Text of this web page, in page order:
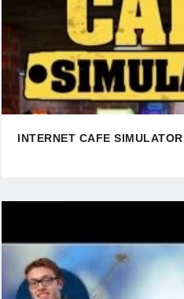
INTERNET CAFE SIMULATOR